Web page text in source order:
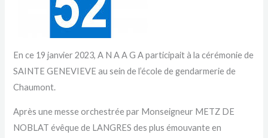
En ce 19 janvier 2023, A N A A G A participait à la cérémonie de
SAINTE GENEVIEVE au sein de l’école de gendarmerie de
Chaumont.
Après une messe orchestrée par Monseigneur METZ DE
NOBLAT évêque de LANGRES des plus émouvante en